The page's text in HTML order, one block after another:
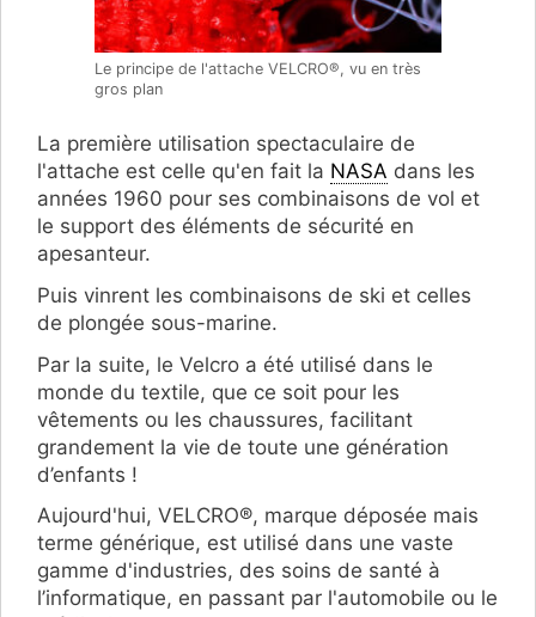
Le principe de l'attache VELCRO®, vu en très
gros plan
La première utilisation spectaculaire de
l'attache est celle qu'en fait la NASA dans les
années 1960 pour ses combinaisons de vol et
le support des éléments de sécurité en
apesanteur.
Puis vinrent les combinaisons de ski et celles
de plongée sous-marine.
Par la suite, le Velcro a été utilisé dans le
monde du textile, que ce soit pour les
vêtements ou les chaussures, facilitant
grandement la vie de toute une génération
d’enfants !
Aujourd'hui, VELCRO®, marque déposée mais
terme générique, est utilisé dans une vaste
gamme d'industries, des soins de santé à
l’informatique, en passant par l'automobile ou le